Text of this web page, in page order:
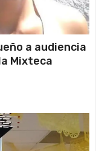
a audiencia
Mixteca